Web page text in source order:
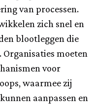
van processen.
zich snel en
blootleggen die
moeten
voor
waarmee zij
aanpassen en